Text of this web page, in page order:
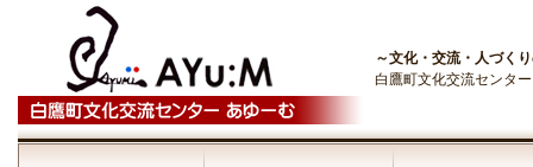
～文化・交流・人づく
白鷹町文化交流センタ